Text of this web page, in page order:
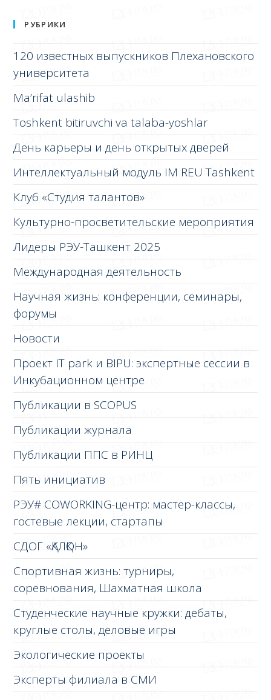
РУБРИКИ
120 известных выпускников Плехановского
университета
Ma’rifat ulashib
Toshkent bitiruvchi va talaba-yoshlar
День карьеры и день открытых дверей
Интеллектуальный модуль IM REU Tashkent
Клуб «Студия талантов»
Культурно-просветительские мероприятия
Лидеры РЭУ-Ташкент 2025
Международная деятельность
Научная жизнь: конференции, семинары,
форумы
Новости
Проект IT park и BIPU: экспертные сессии в
Инкубационном центре
Публикации в SCOPUS
Публикации журнала
Публикации ППС в РИНЦ
Пять инициатив
РЭУ# COWORKING-центр: мастер-классы,
гостевые лекции, стартапы
СДОГ «ҚАЛҚОН»
Спортивная жизнь: турниры,
соревнования, Шахматная школа
Студенческие научные кружки: дебаты,
круглые столы, деловые игры
Экологические проекты
Эксперты филиала в СМИ